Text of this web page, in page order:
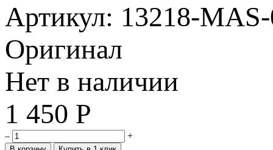
Артикул: 13218-
Оригинал
Нет в наличии
1 450 Р
– +